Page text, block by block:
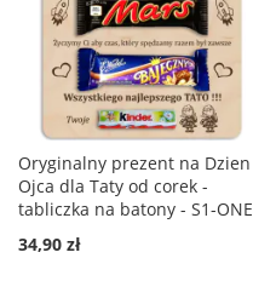
Oryginalny prezent na Dzien
Ojca dla Taty od corek -
tabliczka na batony - S1-ONE
34,90 zł